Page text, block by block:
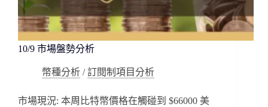
10/9 市場盤勢分析
幣種分析 /訂閱制項目分析
市場現況: 本周比特幣價格在觸碰到 $66000 美